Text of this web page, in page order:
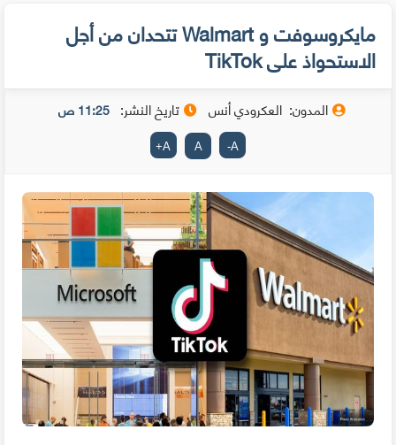
مايكروسوفت و Walmart تتحدان من أجل
الاستحواذ على TikTok
المدون: العكرودي أنس تاريخ النشر: 11:25 ص
A
-
A
A
+